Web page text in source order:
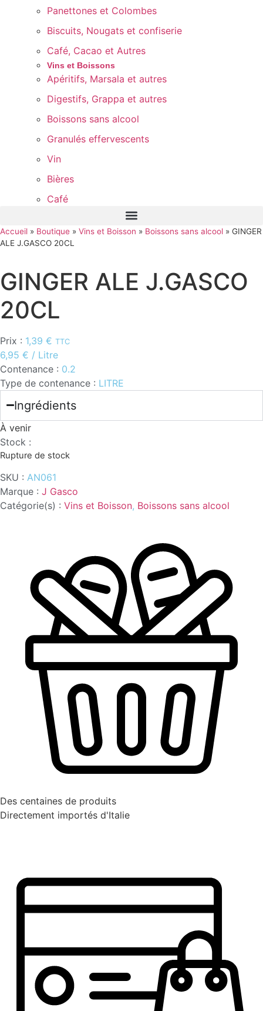
Panettones et Colombes
Biscuits, Nougats et confiserie
Café, Cacao et Autres
Vins et Boissons
Apéritifs, Marsala et autres
Digestifs, Grappa et autres
Boissons sans alcool
Granulés effervescents
Vin
Bières
Café
Accueil » Boutique » Vins et Boisson » Boissons sans alcool » GINGER
ALE J.GASCO 20CL
GINGER ALE J.GASCO
20CL
Prix : 1,39 € TTC
6,95 € / Litre
Contenance : 0.2
Type de contenance : LITRE
Ingrédients
À venir
Stock :
Rupture de stock
SKU : AN061
Marque : J Gasco
Catégorie(s) : Vins et Boisson, Boissons sans alcool
Des centaines de produits
Directement importés d'Italie